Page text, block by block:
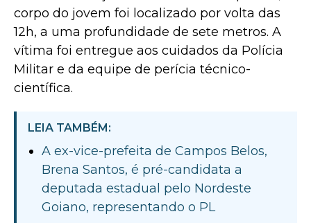
corpo do jovem foi localizado por volta das
12h, a uma profundidade de sete metros. A
vítima foi entregue aos cuidados da Polícia
Militar e da equipe de perícia técnico-
científica.
LEIA TAMBÉM:
A ex-vice-prefeita de Campos Belos,
Brena Santos, é pré-candidata a
deputada estadual pelo Nordeste
Goiano, representando o PL